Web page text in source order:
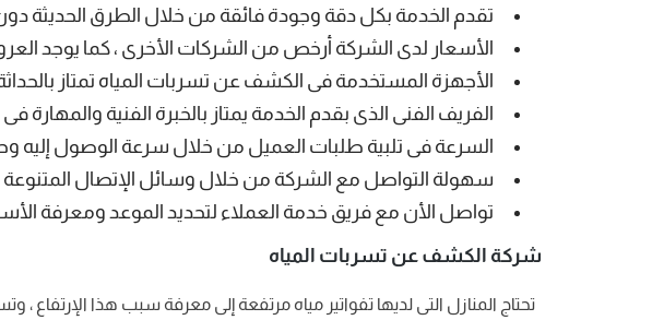
تقدم الخدمة بكل دقة وجودة فائقة من خلال الطرق الحديثة
الأسعار لدى الشركة أرخص من الشركات الأخرى ، كما يوجد
الأجهزة المستخدمة فى الكشف عن تسربات المياه تمتاز
الفريف الفنى الذى بقدم الخدمة يمتاز بالخبرة الفنية والمهارة
السرعة فى تلبية طلبات العميل من خلال سرعة الوصول إليه
سهولة التواصل مع الشركة من خلال وسائل الإتصال
تواصل الأن مع فريق خدمة العملاء لتحديد الموعد ومعرفة
شركة الكشف عن تسربات المياه
تحتاج المنازل التى لديها تفواتير مياه مرتفعة إلى معرفة سبب هذا